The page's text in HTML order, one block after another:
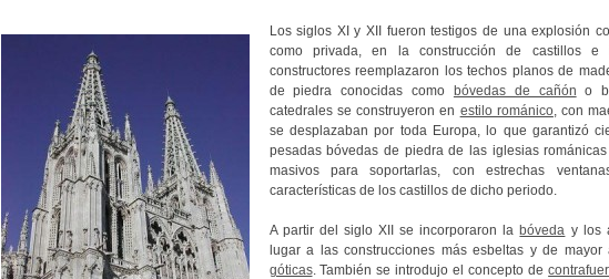
Los siglos XI y XII fueron testigos de una explosión
como privada, en la construcción de castillos e
constructores reemplazaron los techos planos de
de piedra conocidas como bóvedas de cañón o
catedrales se construyeron en estilo románico, con
se desplazaban por toda Europa, lo que garantizó
pesadas bóvedas de piedra de las iglesias
masivos para soportarlas, con estrechas
características de los castillos de dicho periodo.
A partir del siglo XII se incorporaron la bóveda y los
lugar a las construcciones más esbeltas y de
góticas. También se introdujo el concepto de